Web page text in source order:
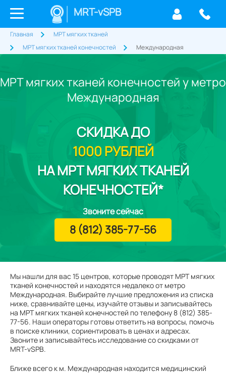
MRT-vSPB
Главная
МРТ мягких тканей
МРТ мягких тканей конечностей
Международная
МРТ мягких тканей конечностей у метро
Международная
Мы нашли для вас 15 центров, которые проводят МРТ мягких
тканей конечностей и находятся недалеко от метро
Международная. Выбирайте лучшие предложения из списка
ниже, сравнивайте цены, изучайте отзывы и записывайтесь
на МРТ мягких тканей конечностей по телефону 8 (812) 385-
77-56. Наши операторы готовы ответить на вопросы, помочь
в поиске клиники, сориентировать в ценах и адресах.
Звоните и записывайтесь исследование со скидками от
MRT-vSPB.
Ближе всего к м. Международная находится медицинский
СКИДКАДО
1000 РУБЛЕЙ
НА МРТ МЯГКИХ ТКАНЕЙ
КОНЕЧНОСТЕЙ*
Звоните сейчас
8 (812) 385-77-56